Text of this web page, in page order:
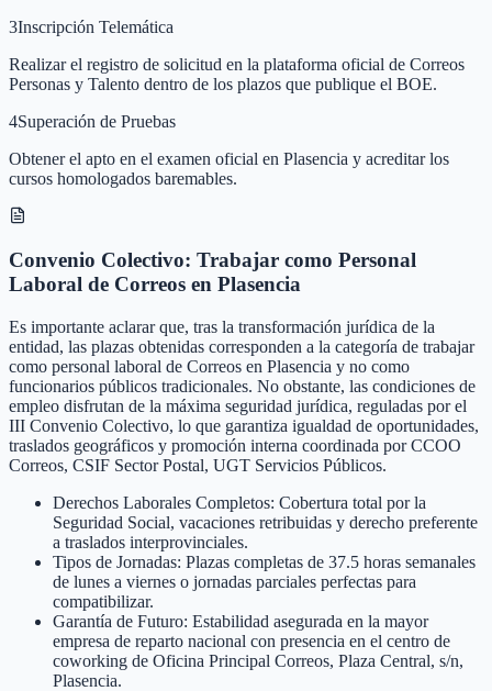
3Inscripción Telemática
Realizar el registro de solicitud en la plataforma oficial de Correos
Personas y Talento dentro de los plazos que publique el BOE.
4Superación de Pruebas
Obtener el apto en el examen oficial en Plasencia y acreditar los
cursos homologados baremables.
Convenio Colectivo: Trabajar como Personal
Laboral de Correos en Plasencia
Es importante aclarar que, tras la transformación jurídica de la
entidad, las plazas obtenidas corresponden a la categoría de trabajar
como personal laboral de Correos en Plasencia y no como
funcionarios públicos tradicionales. No obstante, las condiciones de
empleo disfrutan de la máxima seguridad jurídica, reguladas por el
III Convenio Colectivo, lo que garantiza igualdad de oportunidades,
traslados geográficos y promoción interna coordinada por CCOO
Correos, CSIF Sector Postal, UGT Servicios Públicos.
Derechos Laborales Completos: Cobertura total por la
Seguridad Social, vacaciones retribuidas y derecho preferente
a traslados interprovinciales.
Tipos de Jornadas: Plazas completas de 37.5 horas semanales
de lunes a viernes o jornadas parciales perfectas para
compatibilizar.
Garantía de Futuro: Estabilidad asegurada en la mayor
empresa de reparto nacional con presencia en el centro de
coworking de Oficina Principal Correos, Plaza Central, s/n,
Plasencia.